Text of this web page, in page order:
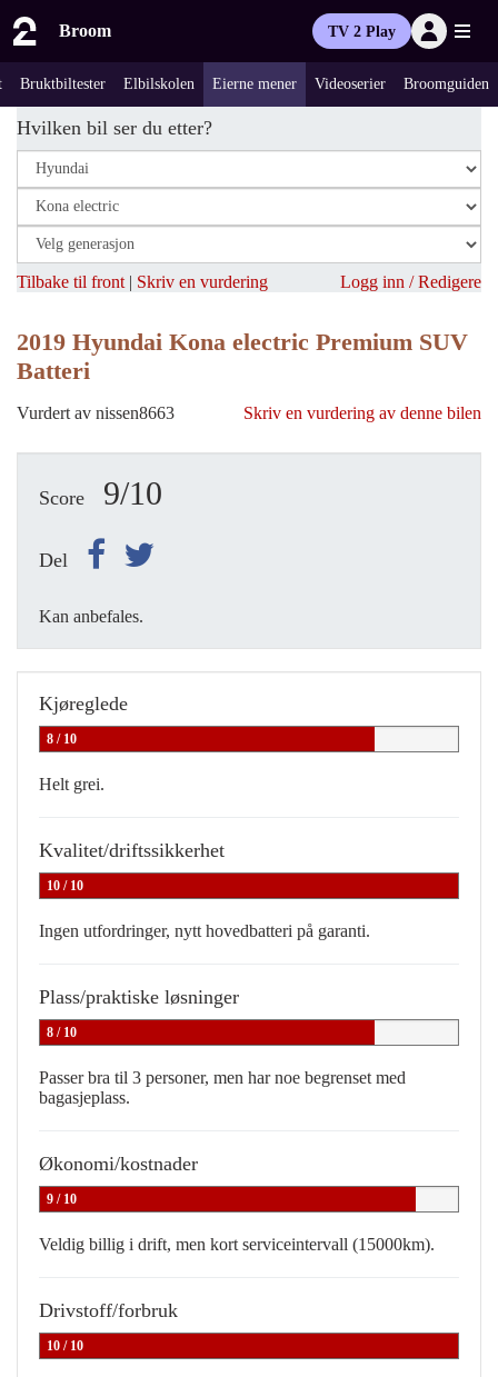
Broom TV 2 Play
Bruktbiltester Elbilskolen Eierne mener Videoserier Broomguiden
Hvilken bil ser du etter?
Tilbake til front | Skriv en vurdering Logg inn / Redigere
2019 Hyundai Kona electric Premium SUV
Batteri
Vurdert av nissen8663 Skriv en vurdering av denne bilen
Score 9/10
Del
Kan anbefales.
Kjøreglede
8 / 10
Helt grei.
Kvalitet/driftssikkerhet
10 / 10
Ingen utfordringer, nytt hovedbatteri på garanti.
Plass/praktiske løsninger
8 / 10
Passer bra til 3 personer, men har noe begrenset med
bagasjeplass.
Økonomi/kostnader
9 / 10
Veldig billig i drift, men kort serviceintervall (15000km).
Drivstoff/forbruk
10 / 10